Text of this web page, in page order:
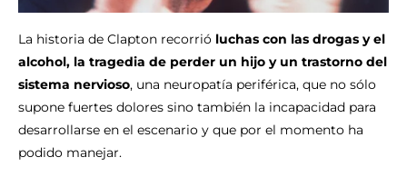
La historia de Clapton recorrió luchas con las drogas y el
alcohol, la tragedia de perder un hijo y un trastorno del
sistema nervioso, una neuropatía periférica, que no sólo
supone fuertes dolores sino también la incapacidad para
desarrollarse en el escenario y que por el momento ha
podido manejar.